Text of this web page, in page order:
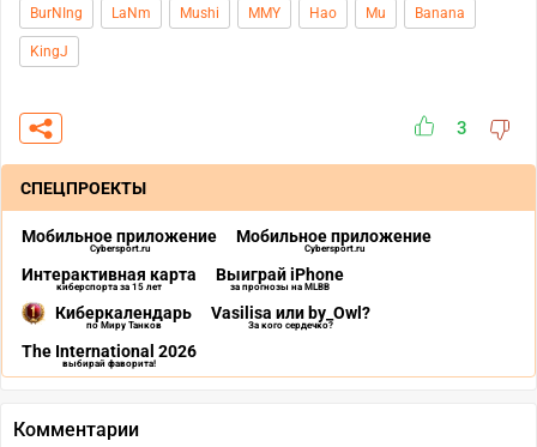
BurNIng LaNm Mushi MMY Hao Mu Banana
KingJ
3
СПЕЦПРОЕКТЫ
Мобильное приложение
Cybersport.ru
Мобильное приложение
Cybersport.ru
Интерактивная карта
киберспорта за 15 лет
Выиграй iPhone
за прогнозы на MLBB
Киберкалендарь
по Миру Танков
Vasilisa или by_Owl?
За кого сердечко?
The International 2026
выбирай фаворита!
Комментарии